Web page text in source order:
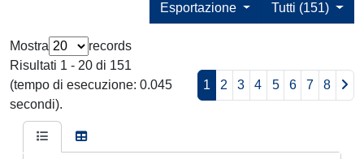
Tutti (151)
Esportazione
Mostra
records
Risultati 1 - 20 di 151
(tempo di esecuzione: 0.045
secondi).
1 2 3 4 5 6 7 8